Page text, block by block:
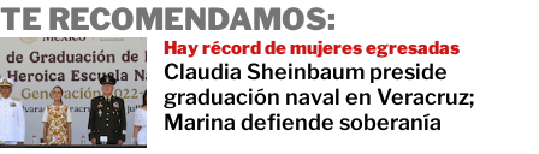
TE RECOMENDAMOS:
Hay récord de mujeres egresadas
Claudia Sheinbaum preside
graduación naval en Veracruz;
Marina defiende soberanía